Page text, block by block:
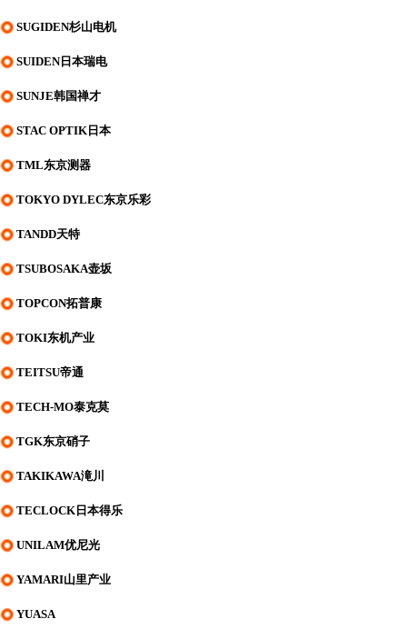
SUGIDEN杉山电机
SUIDEN日本瑞电
SUNJE韩国禅才
STAC OPTIK日本
TML东京测器
TOKYO DYLEC东京乐彩
TANDD天特
TSUBOSAKA壶坂
TOPCON拓普康
TOKI东机产业
TEITSU帝通
TECH-MO泰克莫
TGK东京硝子
TAKIKAWA滝川
TECLOCK日本得乐
UNILAM优尼光
YAMARI山里产业
YUASA